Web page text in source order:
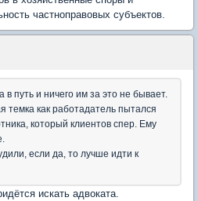
частноправовых субъектов.
путь и ничего им за это не бывает.
темка как работадатель пытался
который клиентов спер. Ему
если да, то лучше идти к
искать адвоката.